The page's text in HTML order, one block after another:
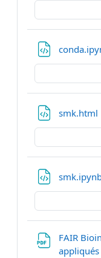
smk.html
FAIR